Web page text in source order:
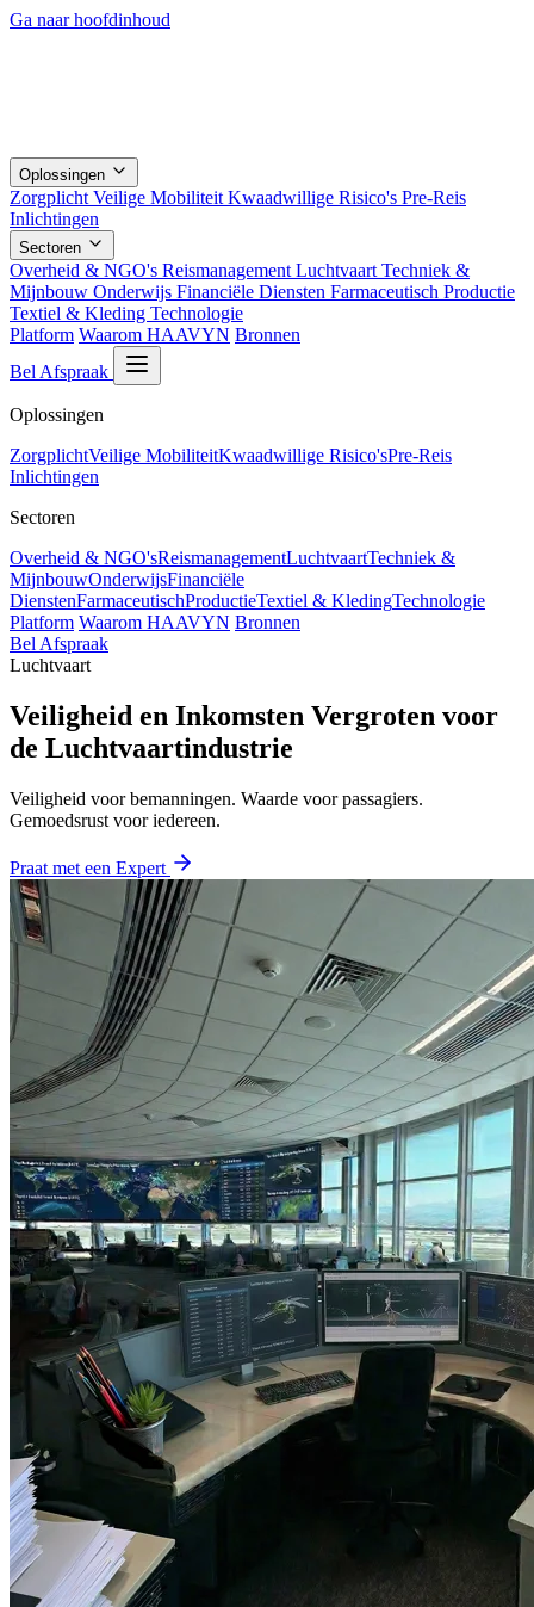
Ga naar hoofdinhoud
Oplossingen
Zorgplicht Veilige Mobiliteit Kwaadwillige Risico's Pre-Reis
Inlichtingen
Sectoren
Overheid & NGO's Reismanagement Luchtvaart Techniek &
Mijnbouw Onderwijs Financiële Diensten Farmaceutisch Productie
Textiel & Kleding Technologie
Platform Waarom HAAVYN Bronnen
Bel Afspraak
Oplossingen
ZorgplichtVeilige MobiliteitKwaadwillige Risico'sPre-Reis
Inlichtingen
Sectoren
Overheid & NGO'sReismanagementLuchtvaartTechniek &
MijnbouwOnderwijsFinanciële
DienstenFarmaceutischProductieTextiel & KledingTechnologie
Platform Waarom HAAVYN Bronnen
Bel Afspraak
Luchtvaart
Veiligheid en Inkomsten Vergroten voor
de Luchtvaartindustrie
Veiligheid voor bemanningen. Waarde voor passagiers.
Gemoedsrust voor iedereen.
Praat met een Expert